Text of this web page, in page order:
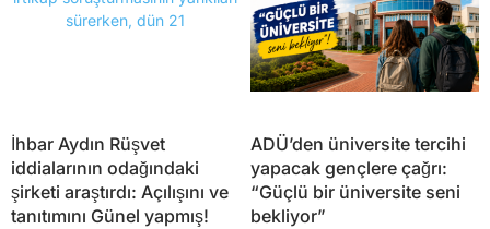
İhbar Aydın Rüşvet
iddialarının odağındaki
şirketi araştırdı: Açılışını ve
tanıtımını Günel yapmış!
ADÜ’den üniversite tercihi
yapacak gençlere çağrı:
“Güçlü bir üniversite seni
bekliyor”